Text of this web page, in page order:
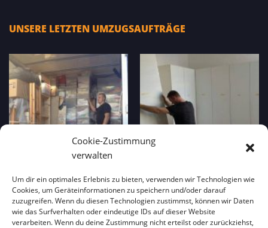
Cookie-Zustimmung
verwalten
Um dir ein optimales Erlebnis zu bieten, verwenden wir Technologien wie
Cookies, um Geräteinformationen zu speichern und/oder darauf
zuzugreifen. Wenn du diesen Technologien zustimmst, können wir Daten
wie das Surfverhalten oder eindeutige IDs auf dieser Website
verarbeiten. Wenn du deine Zustimmung nicht erteilst oder zurückziehst,
UNSERE LETZTEN UMZUGSAUFTRÄGE